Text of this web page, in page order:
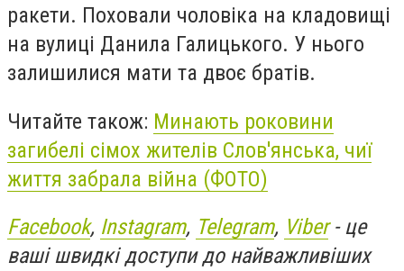
ракети. Поховали чоловіка на кладовищі
на вулиці Данила Галицького. У нього
залишилися мати та двоє братів.
Читайте також: Минають роковини
загибелі сімох жителів Слов'янська, чиї
життя забрала війна (ФОТО)
Facebook, Instagram, Telegram, Viber- це
ваші швидкі доступи до найважливіших